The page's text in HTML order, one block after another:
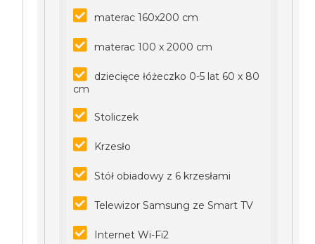
materac 160x200 cm
materac 100 x 2000 cm
dziecięce łóżeczko 0-5 lat 60 x 80
cm
Stoliczek
Krzesło
Stół obiadowy z 6 krzesłami
Telewizor Samsung ze Smart TV
Internet Wi-Fi2